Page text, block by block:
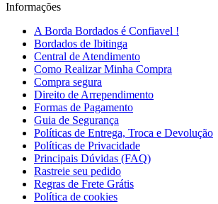
Informações
A Borda Bordados é Confiavel !
Bordados de Ibitinga
Central de Atendimento
Como Realizar Minha Compra
Compra segura
Direito de Arrependimento
Formas de Pagamento
Guia de Segurança
Políticas de Entrega, Troca e Devolução
Políticas de Privacidade
Principais Dúvidas (FAQ)
Rastreie seu pedido
Regras de Frete Grátis
Política de cookies